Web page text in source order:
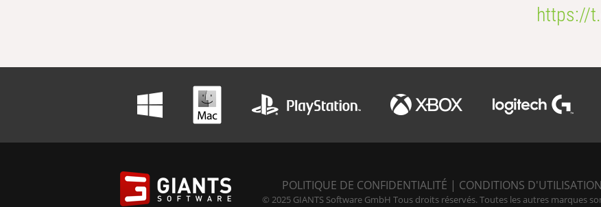
https://
POLITIQUE DE CONFIDENTIALITÉ | CONDITIONS D'UTILISATION
© 2025 GIANTS Software GmbH Tous droits réservés. Toutes les autres marques